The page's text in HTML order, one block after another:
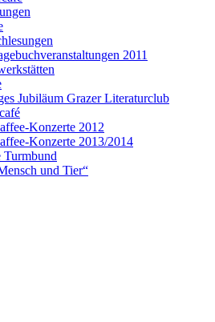
2011
Jubiläum Grazer Literaturclub
Konzerte 2012
Konzerte 2013/2014
Turmbund
und Tier“